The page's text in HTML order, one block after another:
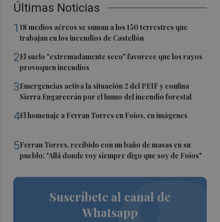
Últimas Noticias
1 18 medios aéreos se suman a los 150 terrestres que
trabajan en los incendios de Castellón
2El suelo "extremadamente seco" favorece que los rayos
provoquen incendios
3Emergencias activa la situación 2 del PEIF y confina
Sierra Engarcerán por el humo del incendio forestal
4El homenaje a Ferran Torres en Foios, en imágenes
5Ferran Torres, recibido con un baño de masas en su
pueblo: "Allá donde voy siempre digo que soy de Foios"
Suscríbete al canal de
Whatsapp